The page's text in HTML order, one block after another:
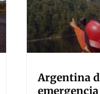
Argentina